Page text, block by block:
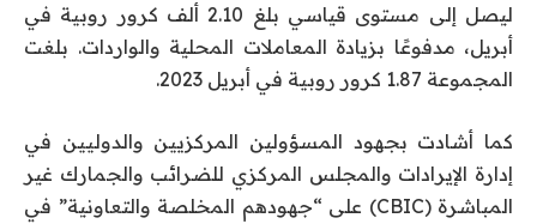
ليصل إلى مستوى قياسي بلغ 2.10 ألف كرور روبية في
أبريل، مدفوعًا بزيادة المعاملات المحلية والواردات. بلغت
المجموعة 1.87 كرور روبية في أبريل 2023.
كما أشادت بجهود المسؤولين المركزيين والدوليين في
إدارة الإيرادات والمجلس المركزي للضرائب والجمارك غير
المباشرة (CBIC) على “جهودهم المخلصة والتعاونية” في